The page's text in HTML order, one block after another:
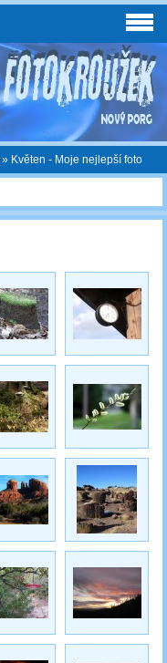
» Květen - Moje nejlepší foto